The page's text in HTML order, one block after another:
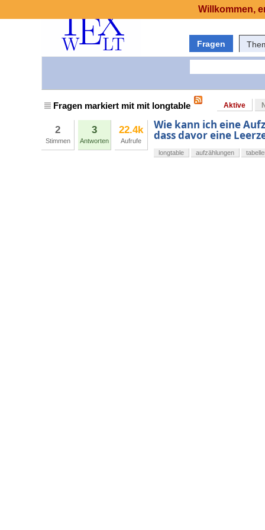
Fragen
Fragen markiert mit mit longtable Aktive
2
Stimmen
3
Antworten
22.4k
Aufrufe
Wie kann ich eine
dass davor eine
longtable aufzählungen
Willkommen,